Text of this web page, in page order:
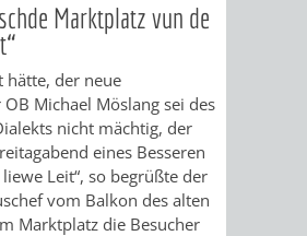
Marktplatz vun de
hätte, der neue
Michael Möslang sei des
nicht mächtig, der
eines Besseren
Leit“, so begrüßte der
vom Balkon des alten
Marktplatz die Besucher